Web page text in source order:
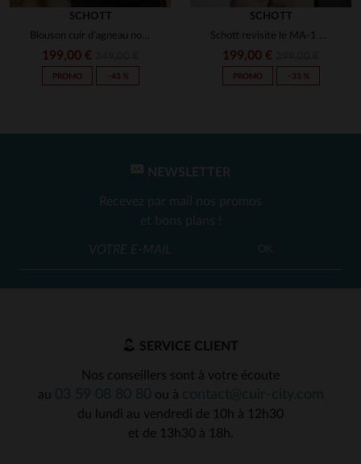
SCHOTT
Blouson cuir d'agneau noir, version épurée du perfecto Schott.
199,00 €
PROMO −43 %
SCHOTT
Schott revisite le MA-1 en cuir d'agneau noir, coupe standard.
199,00 €
PROMO −33 %
NEWSLETTER
Recevez par mail nos promos
et bons plans !
OK
SERVICE CLIENT
Nos conseillers sont à votre écoute
au
ou à
du lundi au vendredi de 10h à 12h30
et de 13h30 à 18h.